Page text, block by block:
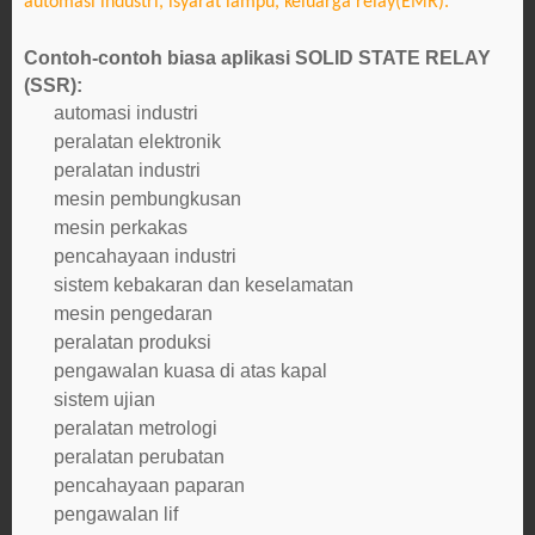
Contoh-contoh biasa aplikasi SOLID STATE RELAY
(SSR):
automasi industri
peralatan elektronik
peralatan industri
mesin pembungkusan
mesin perkakas
pencahayaan industri
sistem kebakaran dan keselamatan
mesin pengedaran
peralatan produksi
pengawalan kuasa di atas kapal
sistem ujian
peralatan metrologi
peralatan perubatan
pencahayaan paparan
pengawalan lif